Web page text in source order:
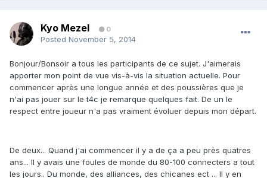
Kyo Mezel 0
Posted November 5, 2014
Bonjour/Bonsoir a tous les participants de ce sujet. J'aimerais
apporter mon point de vue vis-à-vis la situation actuelle. Pour
commencer après une longue année et des poussières que je
n'ai pas jouer sur le t4c je remarque quelques fait. De un le
respect entre joueur n'a pas vraiment évoluer depuis mon départ.
De deux... Quand j'ai commencer il y a de ça a peu près quatres
ans... Il y avais une foules de monde du 80-100 connecters a tout
les jours.. Du monde, des alliances, des chicanes ect ... Il y en